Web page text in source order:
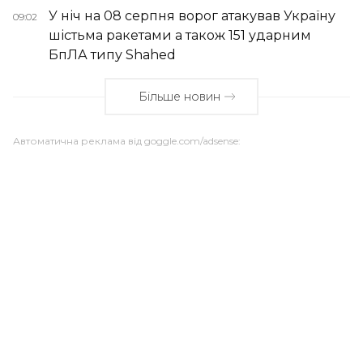
09:02
У ніч на 08 серпня ворог атакував Україну
шістьма ракетами а також 151 ударним
БпЛА типу Shahed
Більше новин
Автоматична реклама від goggle.com/adsense: